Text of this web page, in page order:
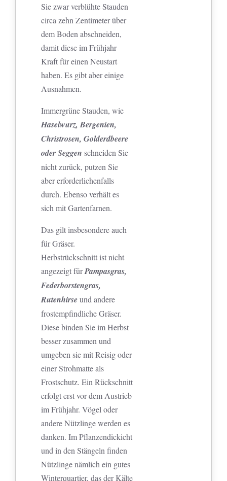
Sie zwar verblühte Stauden
circa zehn Zentimeter über
dem Boden abschneiden,
damit diese im Frühjahr
Kraft für einen Neustart
haben. Es gibt aber einige
Ausnahmen.
Immergrüne Stauden, wie
Haselwurz, Bergenien,
Christrosen, Golderdbeere
oder Seggen schneiden Sie
nicht zurück, putzen Sie
aber erforderlichenfalls
durch. Ebenso verhält es
sich mit Gartenfarnen.
Das gilt insbesondere auch
für Gräser.
Herbstrückschnitt ist nicht
angezeigt fürPampasgras,
Federborstengras,
Rutenhirseund andere
frostempfindliche Gräser.
Diese binden Sie im Herbst
besser zusammen und
umgeben sie mit Reisig oder
einer Strohmatte als
Frostschutz. Ein Rückschnitt
erfolgt erst vor dem Austrieb
im Frühjahr. Vögel oder
andere Nützlinge werden es
danken. Im Pflanzendickicht
und in den Stängeln finden
Nützlinge nämlich ein gutes
Winterquartier, das der Kälte